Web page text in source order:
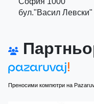
бул."Васил Левски"
Преносими компютри на